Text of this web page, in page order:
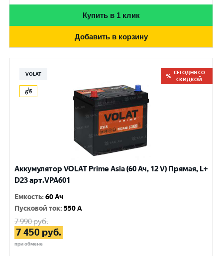
Купить в 1 клик
Добавить в корзину
VOLAT
СЕГОДНЯ СО
СКИДКОЙ
Аккумулятор VOLAT Prime Asia (60 Ач, 12 V) Прямая, L+
D23 арт.VPA601
Емкость:60 Ач
Пусковой ток:550 A
7 990руб.
7 450 руб.
при обмене